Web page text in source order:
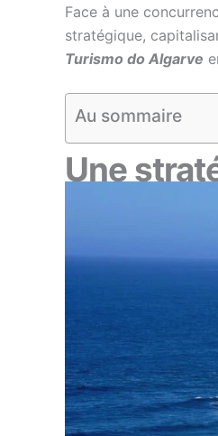
Face à une
stratégique,
Turismo do Algarve
Au sommaire
Une